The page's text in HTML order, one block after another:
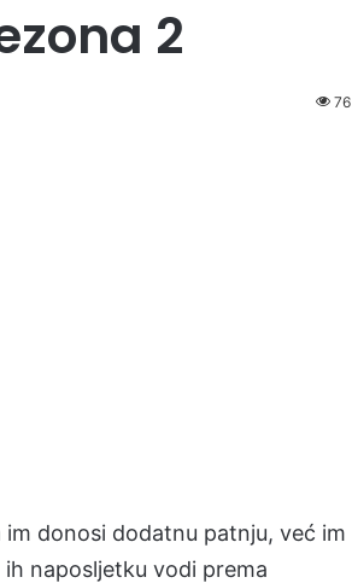
2
76
donosi dodatnu patnju, već im
naposljetku vodi prema